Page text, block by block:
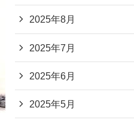
2025年8月
2025年7月
2025年6月
2025年5月